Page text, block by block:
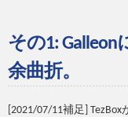
その1:
余曲折。
[2021/07/11補足]